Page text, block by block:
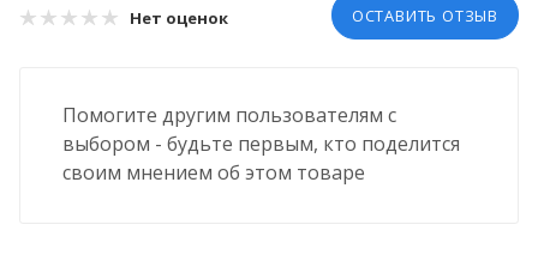
Нет оценок ОСТАВИТЬ ОТЗЫВ
Помогите другим пользователям с
выбором - будьте первым, кто поделится
своим мнением об этом товаре